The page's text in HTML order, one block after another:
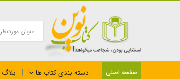
صفحه اصلی دسته بندی کتاب ها بلاگ